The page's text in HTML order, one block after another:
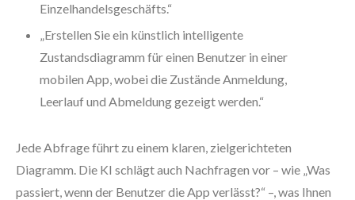
Einzelhandelsgeschäfts.“
„Erstellen Sie ein künstlich intelligente
Zustandsdiagramm für einen Benutzer in einer
mobilen App, wobei die Zustände Anmeldung,
Leerlauf und Abmeldung gezeigt werden.“
Jede Abfrage führt zu einem klaren, zielgerichteten
Diagramm. Die KI schlägt auch Nachfragen vor – wie „Was
passiert, wenn der Benutzer die App verlässt?“ –, was Ihnen